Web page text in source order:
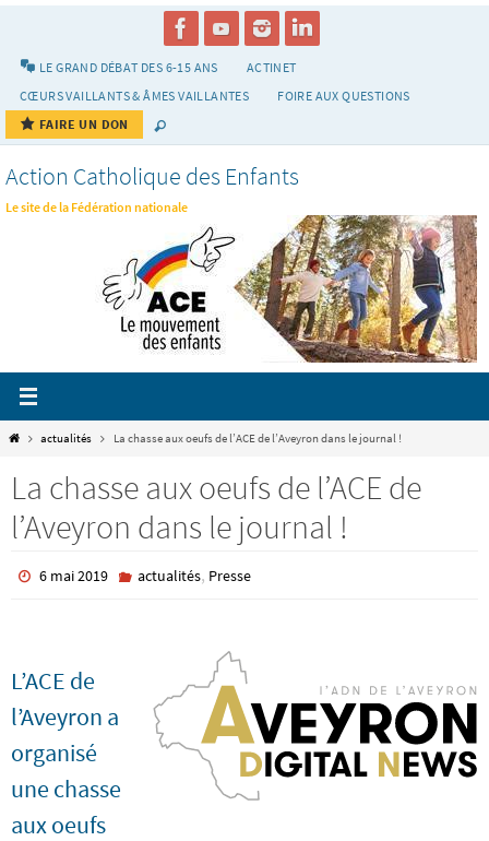
LE GRAND DÉBAT DES 6-15 ANS
ACTINET
CŒURS VAILLANTS & ÂMES VAILLANTES
FOIRE AUX QUESTIONS
FAIRE UN DON
Action Catholique des Enfants
Le site de la Fédération nationale
Homeactualités La chasse aux oeufs de l’ACE de l’Aveyron dans le journal !
La chasse aux oeufs de l’ACE de
l’Aveyron dans le journal !
6 mai 2019 actualités, Presse
L’ACE de
l’Aveyron a
organisé
une chasse
aux oeufs